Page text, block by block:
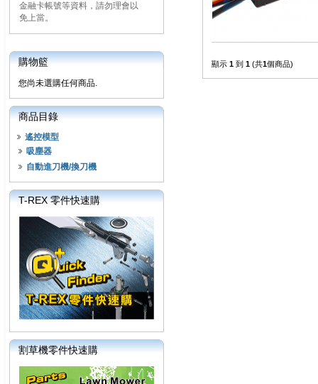
金融卡帳號等資料，請勿理會以
免上當。
購物籃
您尚未選購任何商品.
商品目錄
遙控模型
吸塵器
自動進刀機/換刀機
T-REX 零件快速購
割草機零件快速購
顯示 1 到 1 (共1個商品)